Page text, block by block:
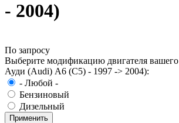
- 2004)
По запросу
Выберите модификацию двигателя вашего
Ауди (Audi) A6 (C5) - 1997 -> 2004):
- Любой -
Бензиновый
Дизельный